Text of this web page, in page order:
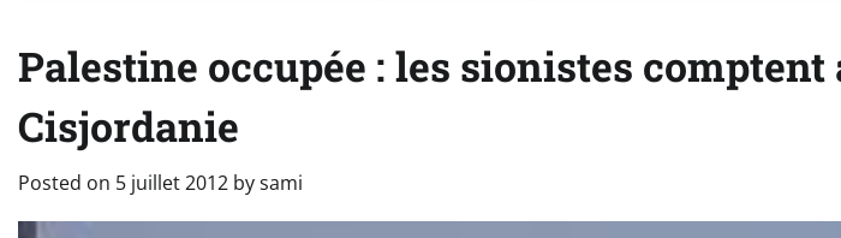
Palestine occupée : les sionistes
Cisjordanie
Posted on 5 juillet 2012 bysami